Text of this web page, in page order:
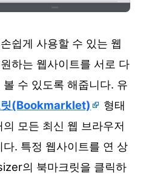
쉽게 사용할 수 있는 웹
하는 웹사이트를 서로 다
수 있도록 해줍니다. 유
릿(Bookmarklet)
형태
모든 최신 웹 브라우저
. 특정 웹사이트를 연 상
의 북마크릿을 클릭하